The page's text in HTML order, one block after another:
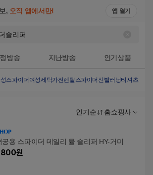
, 오직 앱에서만! 앱 열기
방송 지난방송 인기상품
스파이더여성세탁가전렌탈스파이더신발러닝티셔츠오덴
인기순 홈쇼핑사
공용 스파이더 데일리 뮬 슬리퍼 HY-거미
원